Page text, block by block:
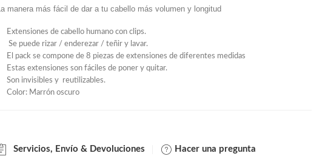
La manera más fácil de dar a tu cabello más volumen y longitud
Extensiones de cabello humano con clips.
Se puede rizar / enderezar / teñir y lavar.
El pack se compone de 8 piezas de extensiones de diferentes medidas
Estas extensiones son fáciles de poner y quitar.
Son invisibles y reutilizables.
Color: Marrón oscuro
Servicios, Envío & Devoluciones Hacer una pregunta